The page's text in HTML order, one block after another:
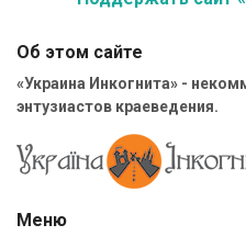
Об этом сайте
«Украина Инкогнита» -
энтузиастов краеведения.
Меню